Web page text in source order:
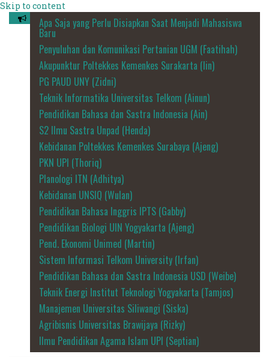
Skip to content
Apa Saja yang Perlu Disiapkan Saat Menjadi Mahasiswa
Baru
Penyuluhan dan Komunikasi Pertanian UGM (Faatihah)
Akupunktur Poltekkes Kemenkes Surakarta (Iin)
PG PAUD UNY (Zidni)
Teknik Informatika Universitas Telkom (Ainun)
Pendidikan Bahasa dan Sastra Indonesia (Ain)
S2 Ilmu Sastra Unpad (Henda)
Kebidanan Poltekkes Kemenkes Surabaya (Ajeng)
PKN UPI (Thoriq)
Planologi ITN (Adhitya)
Kebidanan UNSIQ (Wulan)
Pendidikan Bahasa Inggris IPTS (Gabby)
Pendidikan Biologi UIN Yogyakarta (Ajeng)
Pend. Ekonomi Unimed (Martin)
Sistem Informasi Telkom University (Irfan)
Pendidikan Bahasa dan Sastra Indonesia USD (Weibe)
Teknik Energi Institut Teknologi Yogyakarta (Tamjos)
Manajemen Universitas Siliwangi (Siska)
Agribisnis Universitas Brawijaya (Rizky)
Ilmu Pendidikan Agama Islam UPI (Septian)